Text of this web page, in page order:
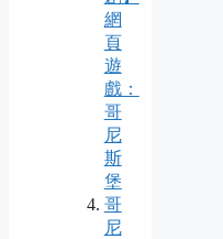
網
頁
遊
戲：
哥
尼
斯
堡
哥
尼